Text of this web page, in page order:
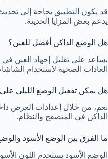
قد يكون التطبيق بحاجة إلى
يدعم بعض المزايا الحديثة.
هل الوضع الداكن أفضل للعين؟
يساعد على تقليل إجهاد العين في
العادات الصحية لاستخدام
هل يمكن تفعيل الوضع الليلي على
الداكن في المتصفح والنظام.
ما الفرق بين الوضع الأسود
الوضع الأسود يستخدم اللون